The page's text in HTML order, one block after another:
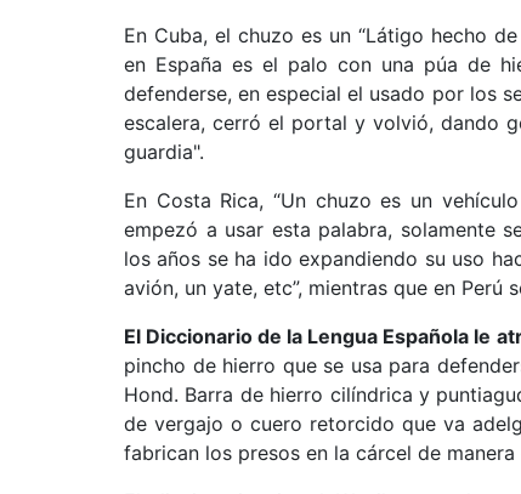
En Cuba, el chuzo es un “Látigo hecho
en España es el palo con una púa de
defenderse, en especial el usado por los
escalera, cerró el portal y volvió, dando
guardia".
En Costa Rica, “Un chuzo es un
empezó a usar esta palabra, solamente
los años se ha ido expandiendo su uso
avión, un yate, etc”, mientras que en Perú
El Diccionario de la Lengua Española le
pincho de hierro que se usa para
Hond. Barra de hierro cilíndrica y
de vergajo o cuero retorcido que va
fabrican los presos en la cárcel de manera